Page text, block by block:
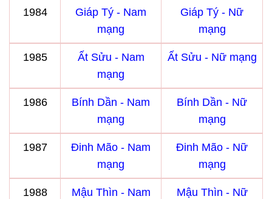
1984
Giáp Tý - Nam
mạng
Giáp Tý - Nữ
mạng
1985
Ất Sửu - Nam
mạng
Ất Sửu - Nữ mạng
1986
Bính Dần - Nam
mạng
Bính Dần - Nữ
mạng
1987
Đinh Mão - Nam
mạng
Đinh Mão - Nữ
mạng
1988
Mậu Thìn - Nam
Mậu Thìn - Nữ